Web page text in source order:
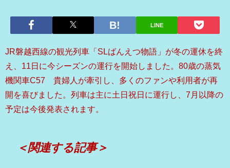
LINE
JR磐越西線の観光列車「SLばんえつ物語」が冬の運休を終
え、11日に今シーズンの運行を開始しました。80歳の蒸気
機関車C57 貴婦人が牽引し、多くのファンや利用者が再
開を喜びました。列車は主に土日祝日に運行し、7月以降の
予定は今後発表されます。
＜関連する記事＞